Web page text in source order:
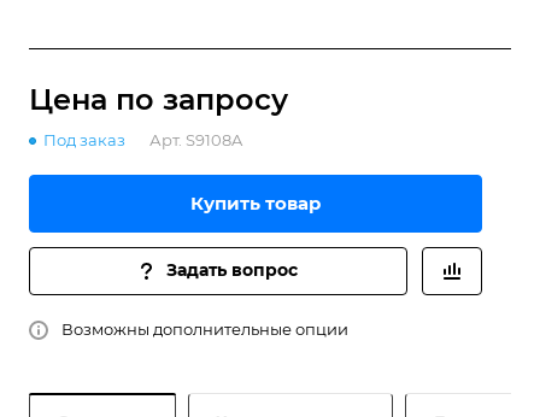
Цена по запросу
Под заказ Арт. S9108A
Купить товар
Задать вопрос
Возможны дополнительные опции